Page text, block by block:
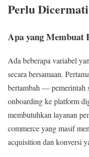
Perlu Dicermati
Apa yang Membuat
Ada beberapa variabel
secara bersamaan.
bertambah —
onboarding ke platform
membutuhkan layanan
commerce yang masif
acquisition dan konversi